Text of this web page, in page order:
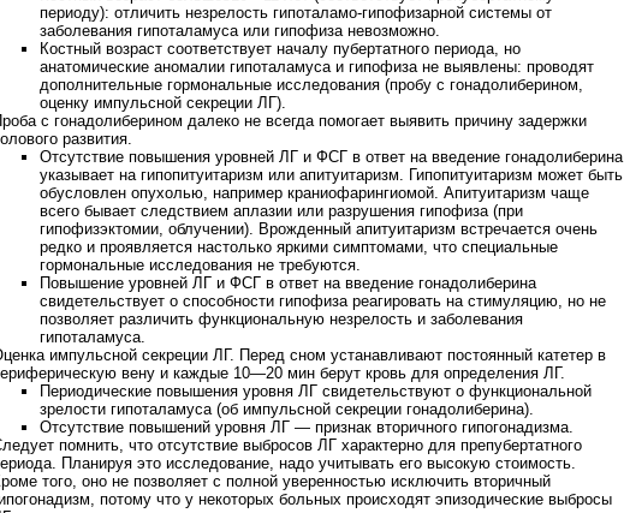
периоду): отличить незрелость гипоталамо-гипофизарной системы от
заболевания гипоталамуса или гипофиза невозможно.
Костный возраст соответствует началу пубертатного периода, но
анатомические аномалии гипоталамуса и гипофиза не выявлены: проводят
дополнительные гормональные исследования (пробу с гонадолиберином,
оценку импульсной секреции ЛГ).
с гонадолиберином далеко не всегда помогает выявить причину задержки
развития.
Отсутствие повышения уровней ЛГ и ФСГ в ответ на введение гонадолиберина
указывает на гипопитуитаризм или апитуитаризм. Гипопитуитаризм может быть
обусловлен опухолью, например краниофарингиомой. Апитуитаризм чаще
всего бывает следствием аплазии или разрушения гипофиза (при
гипофизэктомии, облучении). Врожденный апитуитаризм встречается очень
редко и проявляется настолько яркими симптомами, что специальные
гормональные исследования не требуются.
Повышение уровней ЛГ и ФСГ в ответ на введение гонадолиберина
свидетельствует о способности гипофиза реагировать на стимуляцию, но не
позволяет различить функциональную незрелость и заболевания
гипоталамуса.
импульсной секреции ЛГ. Перед сном устанавливают постоянный катетер в
вену и каждые 10—20 мин берут кровь для определения ЛГ.
Периодические повышения уровня ЛГ свидетельствуют о функциональной
зрелости гипоталамуса (об импульсной секреции гонадолиберина).
Отсутствие повышений уровня ЛГ — признак вторичного гипогонадизма.
помнить, что отсутствие выбросов ЛГ характерно для препубертатного
Планируя это исследование, надо учитывать его высокую стоимость.
того, оно не позволяет с полной уверенностью исключить вторичный
потому что у некоторых больных происходят эпизодические выбросы